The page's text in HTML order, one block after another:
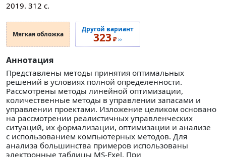
2019. 312 с.
Мягкая обложка
Другой вариант
323₽››
Аннотация
Представлены методы принятия оптимальных
решений в условиях полной определенности.
Рассмотрены методы линейной оптимизации,
количественные методы в управлении запасами и
управлении проектами. Изложение целиком основано
на рассмотрении реалистичных управленческих
ситуаций, их формализации, оптимизации и анализе
с использованием компьютерных методов. Для
анализа большинства примеров использованы
электронные таблицы MS-Exel. При